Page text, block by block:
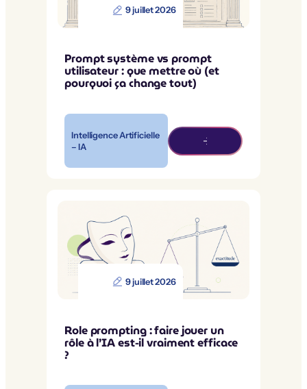
9 juillet 2026
Prompt système vs prompt
utilisateur : que mettre où (et
pourquoi ça change tout)
Intelligence Artificielle
– IA
9 juillet 2026
Role prompting : faire jouer un
rôle à l’IA est-il vraiment efficace
?